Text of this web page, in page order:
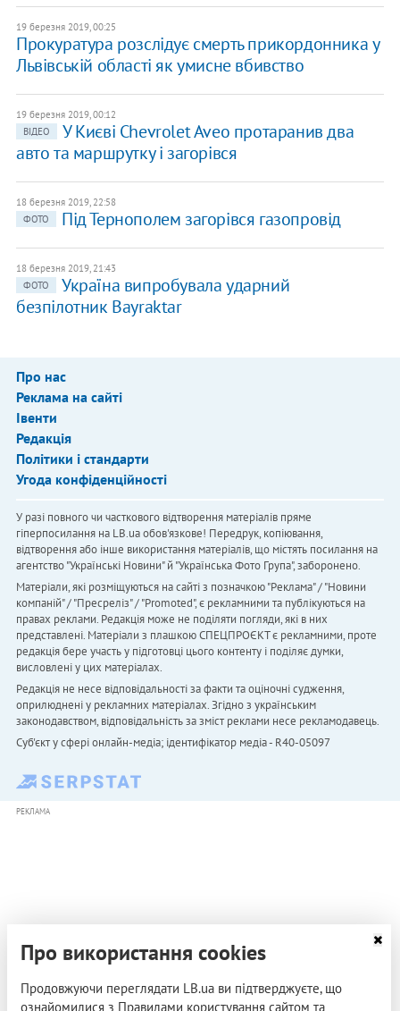
19 березня 2019, 00:25
Прокуратура розслідує смерть прикордонника у
Львівській області як умисне вбивство
19 березня 2019, 00:12
ВІДЕО
У Києві Chevrolet Aveo протаранив два
авто та маршрутку і загорівся
18 березня 2019, 22:58
ФОТО
Під Тернополем загорівся газопровід
18 березня 2019, 21:43
ФОТО
Україна випробувала ударний
безпілотник Bayraktar
Про нас
Реклама на сайті
Івенти
Редакція
Політики і стандарти
Угода конфіденційності
У разі повного чи часткового відтворення матеріалів пряме
гіперпосилання на LB.ua обов'язкове! Передрук, копіювання,
відтворення або інше використання матеріалів, що містять посилання на
агентство "Українськi Новини" й "Українська Фото Група", заборонено.
Матеріали, які розміщуються на сайті з позначкою "Реклама" / "Новини
компаній" / "Пресреліз" / "Promoted", є рекламними та публікуються на
правах реклами. Редакція може не поділяти погляди, які в них
представлені. Матеріали з плашкою СПЕЦПРОЄКТ є рекламними, проте
редакція бере участь у підготовці цього контенту і поділяє думки,
висловлені у цих матеріалах.
Редакція не несе відповідальності за факти та оціночні судження,
оприлюднені у рекламних матеріалах. Згідно з українським
законодавством, відповідальність за зміст реклами несе рекламодавець.
Cуб'єкт у сфері онлайн-медіа; ідентифікатор медіа - R40-05097
РЕКЛАМА
Про використання cookies
Продовжуючи переглядати LB.ua ви підтверджуєте, що
ознайомилися з Правилами користування сайтом та